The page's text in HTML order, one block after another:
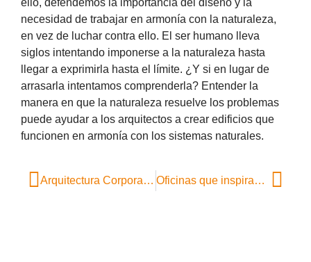
ello, defendemos la importancia del diseño y la
necesidad de trabajar en armonía con la naturaleza,
en vez de luchar contra ello. El ser humano lleva
siglos intentando imponerse a la naturaleza hasta
llegar a exprimirla hasta el límite. ¿Y si en lugar de
arrasarla intentamos comprenderla? Entender la
manera en que la naturaleza resuelve los problemas
puede ayudar a los arquitectos a crear edificios que
funcionen en armonía con los sistemas naturales.
Arquitectura Corporativa saludable, un desafío ineludible para nuestra calidad de vida Oficinas que inspiran: Cómo concentrarse en el open space